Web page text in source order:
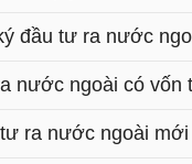
đầu tư ra nước
nước ngoài có
ra nước ngoài